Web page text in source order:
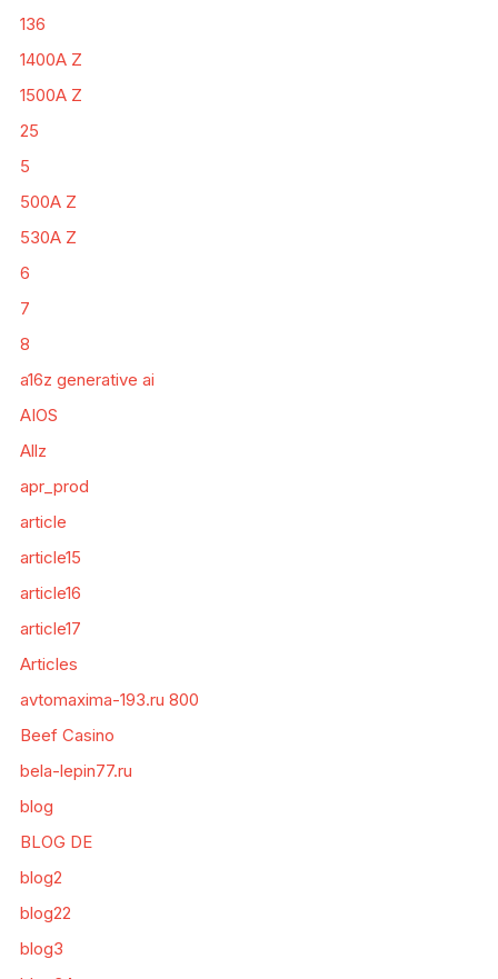
136
1400A Z
1500A Z
25
5
500A Z
530A Z
6
7
8
a16z generative ai
AIOS
Allz
apr_prod
article
article15
article16
article17
Articles
avtomaxima-193.ru 800
Beef Casino
bela-lepin77.ru
blog
BLOG DE
blog2
blog22
blog3